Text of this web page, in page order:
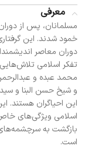
معرفی
مسلمانان، پس از
خمود شدند. این
دوران معاصر
تفکر اسلامی
محمد عبده و
و شیخ حسن البنا و
این احیاگران
اسلامی ویژگی‌های
بازگشت به
است.